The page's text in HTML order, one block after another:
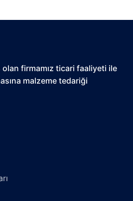
olan firmamız ticari faaliyeti ile
malzeme tedariği